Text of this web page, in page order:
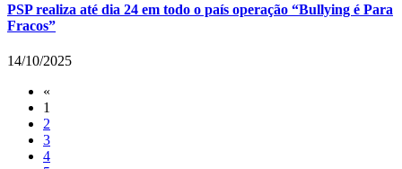
PSP realiza até dia 24 em todo o país operação “Bullying é Para
Fracos”
14/10/2025
«
1
2
3
4